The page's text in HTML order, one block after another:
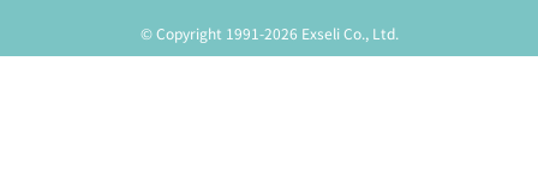
© Copyright 1991-2026 Exseli Co., Ltd.